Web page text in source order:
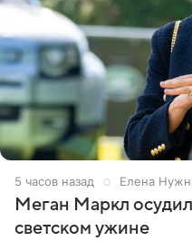
5 часов назад Елена
Меган Маркл
светском ужине